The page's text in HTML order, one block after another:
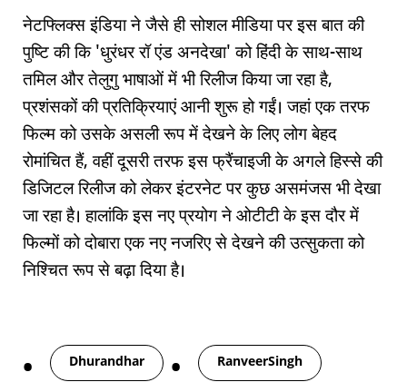
नेटफ्लिक्स इंडिया ने जैसे ही सोशल मीडिया पर इस बात की
पुष्टि की कि 'धुरंधर रॉ एंड अनदेखा' को हिंदी के साथ-साथ
तमिल और तेलुगु भाषाओं में भी रिलीज किया जा रहा है,
प्रशंसकों की प्रतिक्रियाएं आनी शुरू हो गईं। जहां एक तरफ
फिल्म को उसके असली रूप में देखने के लिए लोग बेहद
रोमांचित हैं, वहीं दूसरी तरफ इस फ्रैंचाइजी के अगले हिस्से की
डिजिटल रिलीज को लेकर इंटरनेट पर कुछ असमंजस भी देखा
जा रहा है। हालांकि इस नए प्रयोग ने ओटीटी के इस दौर में
फिल्मों को दोबारा एक नए नजरिए से देखने की उत्सुकता को
निश्चित रूप से बढ़ा दिया है।
Dhurandhar RanveerSingh